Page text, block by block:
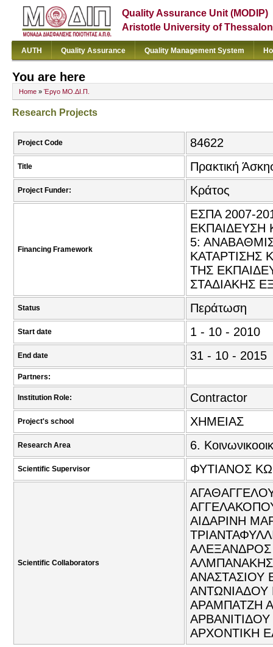
Quality Assurance Unit (MODIP)
Aristotle University of
AUTH Quality Assurance Quality Management System
You are here
Home » Έργο ΜΟ.ΔΙ.Π.
Research Projects
Project Code 84622
Title Πρακτική
Project Funder: Κράτος
Financing Framework
ΕΣΠΑ 2007-
ΕΚΠΑΙΔΕΥΣΗ
5:
ΚΑΤΑΡΤΙΣΗΣ
ΤΗΣ
ΣΤΑΔΙΑΚΗΣ
Status Περάτωση
Start date 1 - 10 - 2010
End date 31 - 10 - 2015
Partners:
Institution Role: Contractor
Project's school ΧΗΜΕΙΑΣ
Research Area 6.
Scientific Supervisor ΦΥΤΙΑΝΟΣ
Scientific Collaborators
ΑΙΔΑΡΙΝΗ
ΑΛΕΞΑΝΔΡΟΣ
ΑΛΜΠΑΝΑΚΗΣ
ΑΝΑΣΤΑΣΙΟΥ
ΑΝΤΩΝΙΑΔΟΥ
ΑΡΑΜΠΑΤΖΗ
ΑΡΧΟΝΤΙΚΗ